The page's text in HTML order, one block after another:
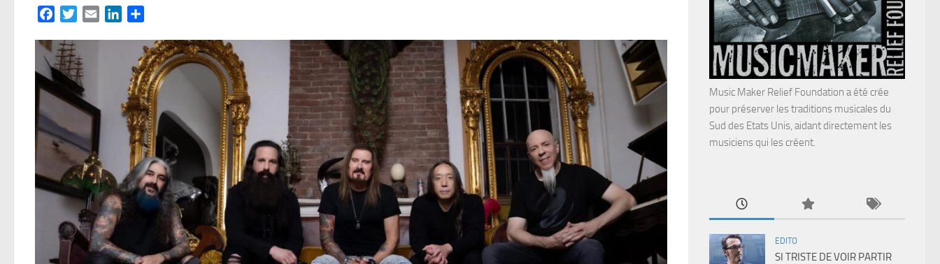
FacebookTwitterEmail LinkedIn
Music Maker Relief Foundation a été crée
pour préserver les traditions musicales du
Sud des Etats Unis, aidant directement les
musiciens qui les créent.
EDITO
SI TRISTE DE VOIR PARTIR